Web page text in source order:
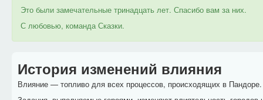
Это были замечательные тринадцать лет. Спасибо вам за них.
С любовью, команда Сказки.
История изменений влияния
Влияние — топливо для всех процессов, происходящих в